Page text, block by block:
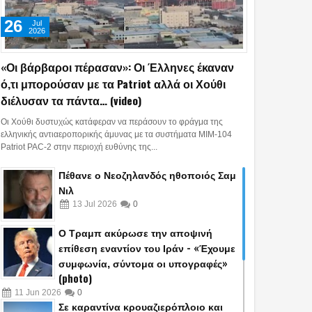
πέρασαν»:
έκαναν ό,τι
με τα Patriot
οι Χούθι διέλυσαν τα
(video)
Jul
2026
Πέθανε ο Νεοζηλανδός
ηθοποιός Σαμ Νιλ
13
Jul
2026
αποψινή
«Οι βάρβαροι πέρασαν»: Οι Έλληνες έκαναν
ό,τι μπορούσαν με τα Patriot αλλά οι Χούθι
διέλυσαν τα πάντα… (video)
26
Jul
2026
Οι Χούθι δυστυχώς κατάφεραν να περάσουν το φράγμα της
ελληνικής αντιαεροπορικής άμυνας με τα συστήματα MIM-104
Patriot PAC-2 στην περιοχή ευθύνης της...
Πέθανε ο Νεοζηλανδός ηθοποιός Σαμ
Νιλ
13 Jul 2026 0
Ο Τραμπ ακύρωσε την αποψινή
επίθεση εναντίον του Ιράν - «Έχουμε
συμφωνία, σύντομα οι υπογραφές»
(photo)
11 Jun 2026 0
Σε καραντίνα κρουαζιερόπλοιο και